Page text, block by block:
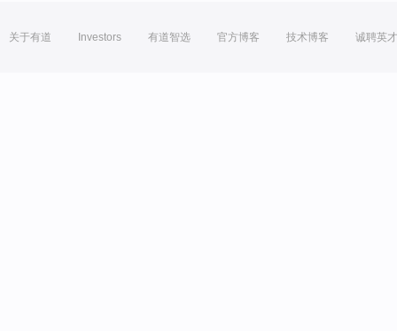
关于有道 Investors 有道智选 官方博客 技术博客 诚聘英才